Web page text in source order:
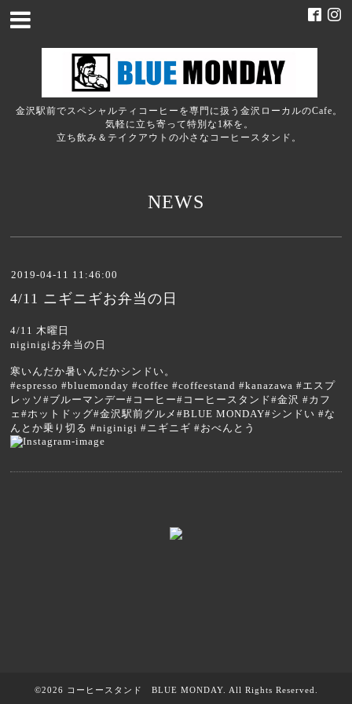
金沢駅前でスペシャルティコーヒーを専門に扱う金沢ローカルのCafe。
気軽に立ち寄って特別な1杯を。
立ち飲み＆テイクアウトの小さなコーヒースタンド。
NEWS
2019-04-11 11:46:00
4/11 ニギニギお弁当の日
4/11 木曜日
niginigiお弁当の日
寒いんだか暑いんだかシンドい。
#espresso #bluemonday #coffee #coffeestand #kanazawa #エスプ
レッソ#ブルーマンデー#コーヒー#コーヒースタンド#金沢 #カフ
ェ#ホットドッグ#金沢駅前グルメ#BLUE MONDAY#シンドい #な
んとか乗り切る #niginigi #ニギニギ #おべんとう
©2026 コーヒースタンド BLUE MONDAY. All Rights Reserved.